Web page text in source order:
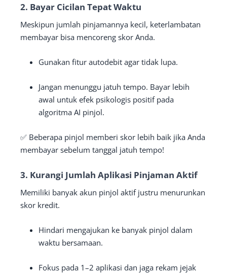
2. Bayar Cicilan Tepat Waktu
Meskipun jumlah pinjamannya kecil, keterlambatan
membayar bisa mencoreng skor Anda.
Gunakan fitur autodebit agar tidak lupa.
Jangan menunggu jatuh tempo. Bayar lebih
awal untuk efek psikologis positif pada
algoritma AI pinjol.
✅ Beberapa pinjol memberi skor lebih baik jika Anda
membayar sebelum tanggal jatuh tempo!
3. Kurangi Jumlah Aplikasi Pinjaman Aktif
Memiliki banyak akun pinjol aktif justru menurunkan
skor kredit.
Hindari mengajukan ke banyak pinjol dalam
waktu bersamaan.
Fokus pada 1–2 aplikasi dan jaga rekam jejak